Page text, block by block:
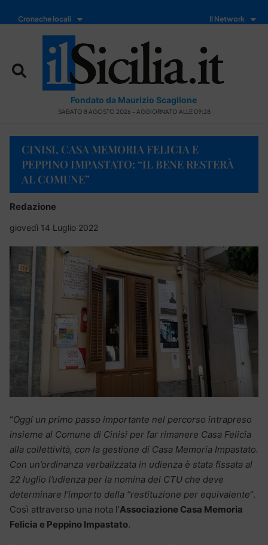
Cronache locali Il Network
Fondato da Maurizio Scaglione
SABATO 8 AGOSTO 2026 - AGGIORNATO ALLE 09:28
CINISI, CASA MEMORIA FELICIA E
PEPPINO IMPASTATO: “IL BENE RESTERÀ
AL COMUNE”
Redazione
giovedì 14 Luglio 2022
“Oggi un primo passo importante nel percorso intrapreso
insieme al Comune di Cinisi per far rimanere Casa Felicia
alla collettività, con la gestione di Casa Memoria Impastato.
Con un’ordinanza verbalizzata in udienza è stata fissata al
22 luglio l’udienza per la nomina del CTU che deve
determinare l’importo della “restituzione per equivalente“.
Così attraverso una nota l’Associazione Casa Memoria
Felicia e Peppino Impastato.